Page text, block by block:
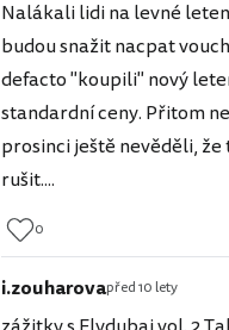
Nalákali lidi na levné
budou snažit nacpat
defacto "koupili" nový
standardní ceny. Přitom
prosinci ještě nevěděli,
rušit....
0
i.zouharovapřed 10 lety